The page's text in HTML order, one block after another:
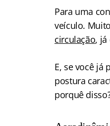
Para uma
veículo.
circulação, já
E, se você
postura
porquê